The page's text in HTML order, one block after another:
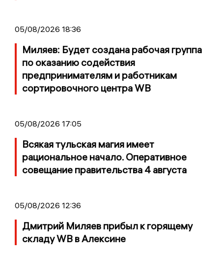
05/08/2026 18:36
Миляев: Будет создана рабочая группа
по оказанию содействия
предпринимателям и работникам
сортировочного центра WB
05/08/2026 17:05
Всякая тульская магия имеет
рациональное начало. Оперативное
совещание правительства 4 августа
05/08/2026 12:36
Дмитрий Миляев прибыл к горящему
складу WB в Алексине